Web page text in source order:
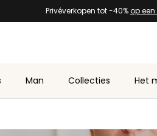
Privéverkopen tot -40%op
Man Collecties Het